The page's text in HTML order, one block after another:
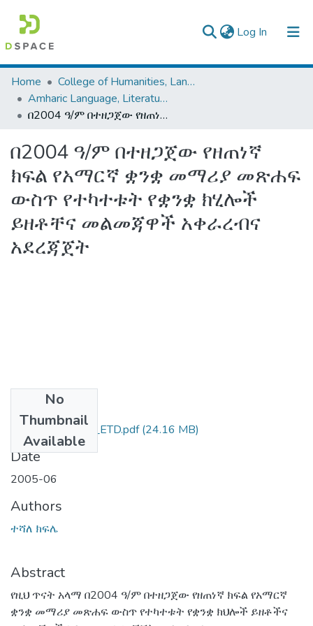
Log In (current)
Colleges, Institutes & Collections
Browse AAU-ETD
Home
College of Humanities, Language Studies, Journalism & Communication
Amharic Language, Literature and Folklore
በ2004 ዓ/ም በተዘጋጀው የዘጠነኛ ክፍል የአማርኛ ቋንቋ መማሪያ መጽሐፍ ውስጥ የተካተቱት የቋንቋ ክሂሎች ይዘቶቸና መልመጃዋች አቀራረብና አደረጃጀት
በ2004 ዓ/ም በተዘጋጀው የዘጠነኛ
ክፍል የአማርኛ ቋንቋ መማሪያ መጽሐፍ
ውስጥ የተካተቱት የቋንቋ ክሂሎች
ይዘቶቸና መልመጃዋች አቀራረብና
አደረጃጀት
No
Thumbnail
Available
ተሻለ_ክፍሌ_2005_ETD.pdf(24.16 MB)
Date
2005-06
Authors
ተሻለ ክፍሌ
Abstract
የዚህ ጥናት አላማ በ2004 ዓ/ም በተዘጋጀው የዘጠነኛ ክፍል የአማርኛ
ቋንቋ መማሪያ መጽሐፍ ውስጥ የተካተቱት የቋንቋ ክህሎች ይዘቶችና